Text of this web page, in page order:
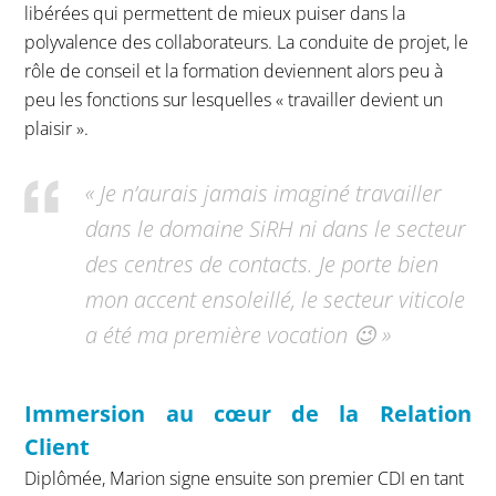
libérées qui permettent de mieux puiser dans la
polyvalence des collaborateurs. La conduite de projet, le
rôle de conseil et la formation deviennent alors peu à
peu les fonctions sur lesquelles « travailler devient un
plaisir ».
« Je n’aurais jamais imaginé travailler
dans le domaine SiRH ni dans le secteur
des centres de contacts. Je porte bien
mon accent ensoleillé, le secteur viticole
a été ma première vocation 😉 »
Immersion au cœur de la Relation
Client
Diplômée, Marion signe ensuite son premier CDI en tant